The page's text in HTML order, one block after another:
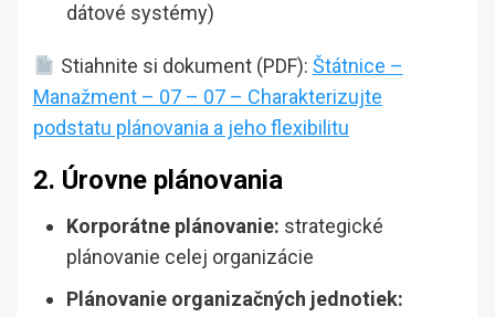
dátové systémy)
Stiahnite si dokument (PDF): Štátnice –
Manažment – 07 – 07 – Charakterizujte
podstatu plánovania a jeho flexibilitu
2. Úrovne plánovania
Korporátne plánovanie: strategické
plánovanie celej organizácie
Plánovanie organizačných jednotiek: